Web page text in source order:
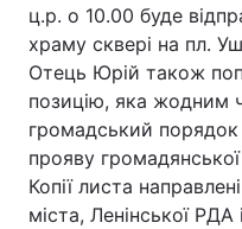
Лонгріди
Відео з Youtube
Інтерв'ю
ц.р. о 10.00 буде
храму сквері на пл.
Отець Юрій також
позицію, яка жодним
громадський порядок
прояву
Копії листа
міста, Ленінської